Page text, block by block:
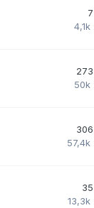
7
4,1k
273
50k
306
57,4k
35
13,3k